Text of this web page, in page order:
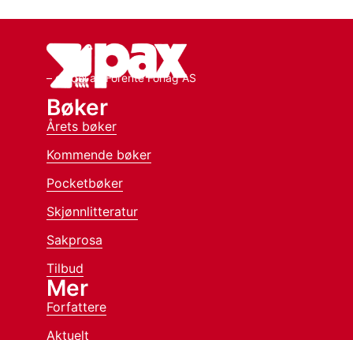
– en del av Forente Forlag AS
Bøker
Årets bøker
Kommende bøker
Pocketbøker
Skjønnlitteratur
Sakprosa
Tilbud
Mer
Forfattere
Aktuelt